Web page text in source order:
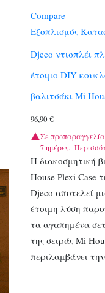
Compare
Εξοπλισμός
Djeco ντισπλέι
έτοιμο DIY
βαλιτσάκι Mi
96,90 €
Σε
7 ημέρες.
Η διακοσμητική
House Plexi Case
Djeco αποτελεί
έτοιμη λύση
τα αγαπημένα
της σειράς Mi
περιλαμβάνει